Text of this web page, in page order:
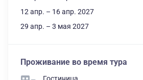
12 апр. – 16 апр. 2027
29 апр. – 3 мая 2027
Проживание во время тура